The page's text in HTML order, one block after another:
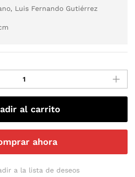
Luis Fernando Gutiérrez
al carrito
ahora
a la lista de deseos